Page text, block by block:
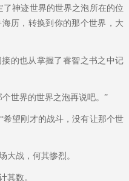
神迹世界的世界之泡所在的位
历，转换到你的那个世界，大
的也从掌握了睿智之书之中记
世界的世界之泡再说吧。”
望刚才的战斗，没有让那个世
大战，何其惨烈。
其数。